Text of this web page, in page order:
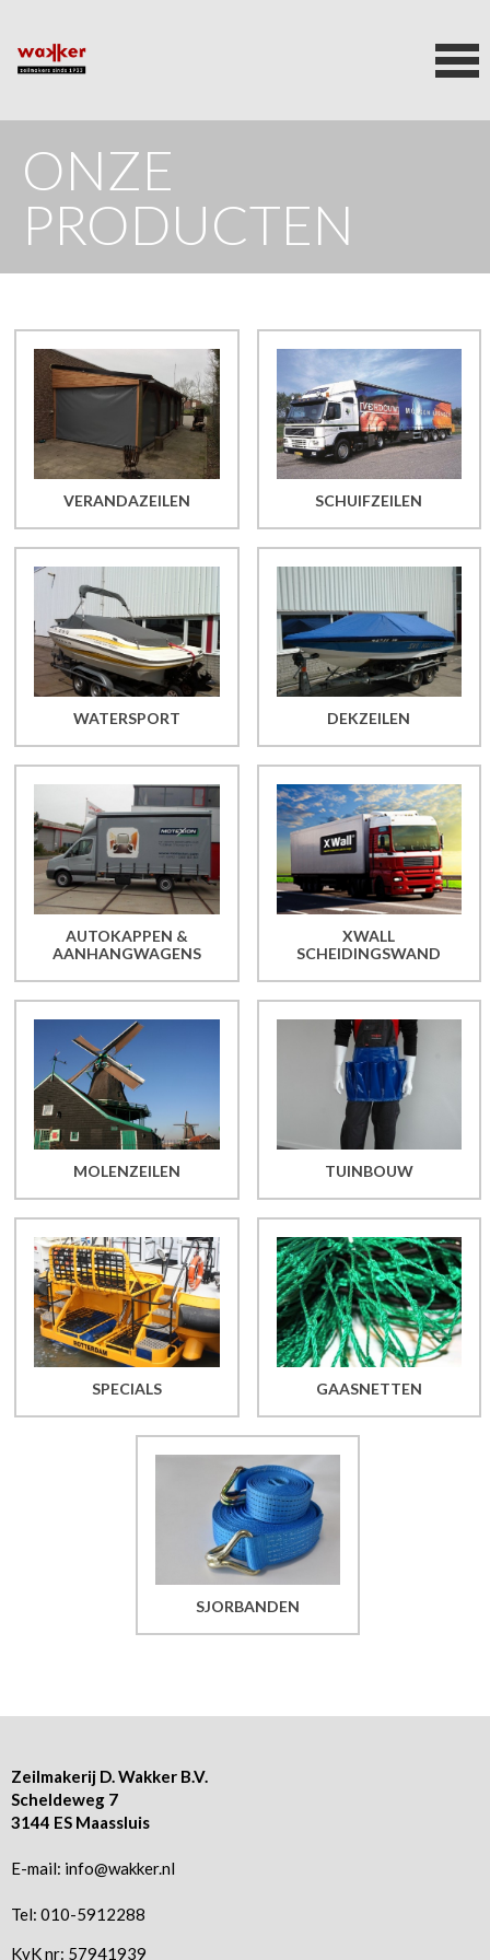
ONZE
PRODUCTEN
VERANDAZEILEN SCHUIFZEILEN
WATERSPORT DEKZEILEN
AUTOKAPPEN &
AANHANGWAGENS
XWALL
SCHEIDINGSWAND
MOLENZEILEN TUINBOUW
SPECIALS GAASNETTEN
SJORBANDEN
Zeilmakerij D. Wakker B.V.
Scheldeweg 7
3144 ES Maassluis
E-mail: info@wakker.nl
Tel: 010-5912288
KvK nr: 57941939